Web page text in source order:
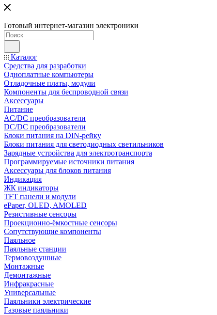
Готовый интернет-магазин электроники
Каталог
Средства для разработки
Одноплатные компьютеры
Отладочные платы, модули
Компоненты для беспроводной связи
Аксессуары
Питание
AC/DC преобразователи
DC/DC преобразователи
Блоки питания на DIN-рейку
Блоки питания для светодиодных светильников
Зарядные устройства для электротранспорта
Программируемые источники питания
Аксессуары для блоков питания
Индикация
ЖК индикаторы
TFT панели и модули
ePaper, OLED, AMOLED
Резистивные сенсоры
Проекционно-ёмкостные сенсоры
Сопутствующие компоненты
Паяльное
Паяльные станции
Термовоздушные
Монтажные
Демонтажные
Инфракрасные
Универсальные
Паяльники электрические
Газовые паяльники